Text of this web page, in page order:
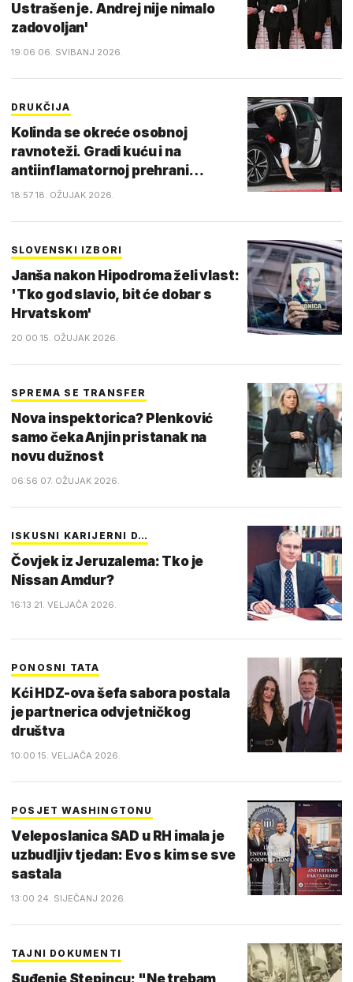
Ustrašen je. Andrej nije nimalo
zadovoljan'
19:06 06. SVIBANJ 2026.
DRUKČIJA
Kolinda se okreće osobnoj
ravnoteži. Gradi kuću i na
antiinflamatornoj prehrani…
18:57 18. OŽUJAK 2026.
SLOVENSKI IZBORI
Janša nakon Hipodroma želi vlast:
'Tko god slavio, bit će dobar s
Hrvatskom'
20:00 15. OŽUJAK 2026.
SPREMA SE TRANSFER
Nova inspektorica? Plenković
samo čeka Anjin pristanak na
novu dužnost
06:56 07. OŽUJAK 2026.
ISKUSNI KARIJERNI D…
Čovjek iz Jeruzalema: Tko je
Nissan Amdur?
16:13 21. VELJAČA 2026.
PONOSNI TATA
Kći HDZ-ova šefa sabora postala
je partnerica odvjetničkog
društva
10:00 15. VELJAČA 2026.
POSJET WASHINGTONU
Veleposlanica SAD u RH imala je
uzbudljiv tjedan: Evo s kim se sve
sastala
13:00 24. SIJEČANJ 2026.
TAJNI DOKUMENTI
Suđenje Stepincu: "Ne trebam